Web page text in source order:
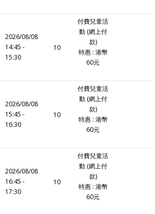
2026/08/08
14:45 -
15:30
10
付費兒童活
動 (網上付
款)
特惠 : 港幣
60元
2026/08/08
15:45 -
16:30
10
付費兒童活
動 (網上付
款)
特惠 : 港幣
60元
2026/08/08
16:45 -
17:30
10
付費兒童活
動 (網上付
款)
特惠 : 港幣
60元